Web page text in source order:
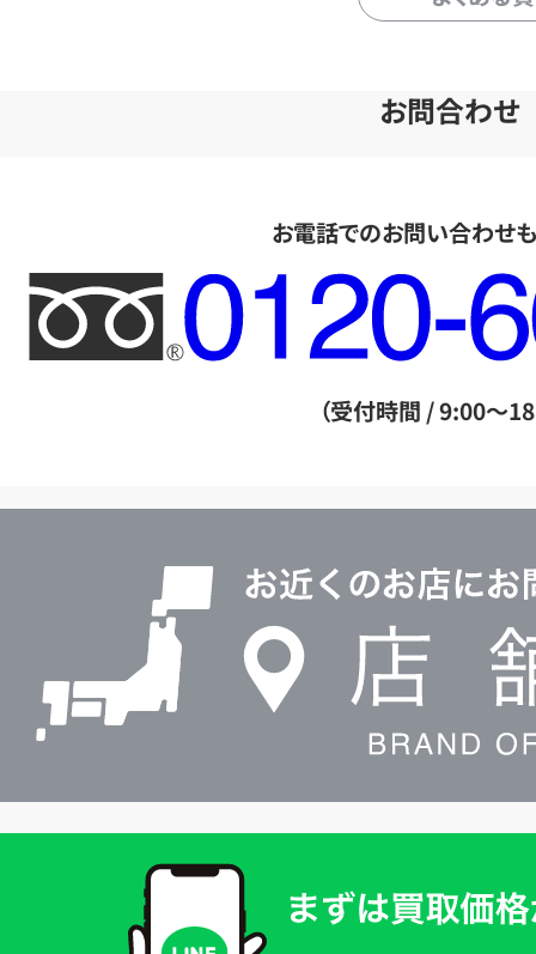
お問合わせ
お電話でのお問い合わせ
フ
リ
ー
ル
（受付時間 / 9:00～